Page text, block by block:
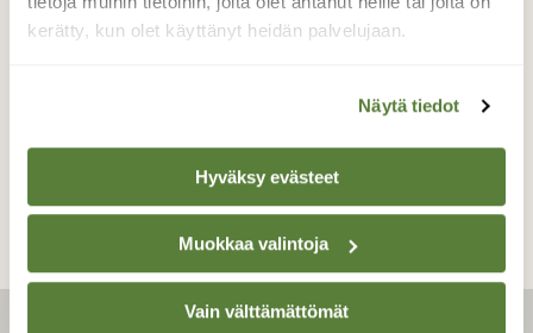
kerätty, kun olet käyttänyt heidän palvelujaan.
Näytä tiedot
Hyväksy evästeet
Muokkaa valintoja
Vain välttämättömät
sairaalanmäki 4.6.2016